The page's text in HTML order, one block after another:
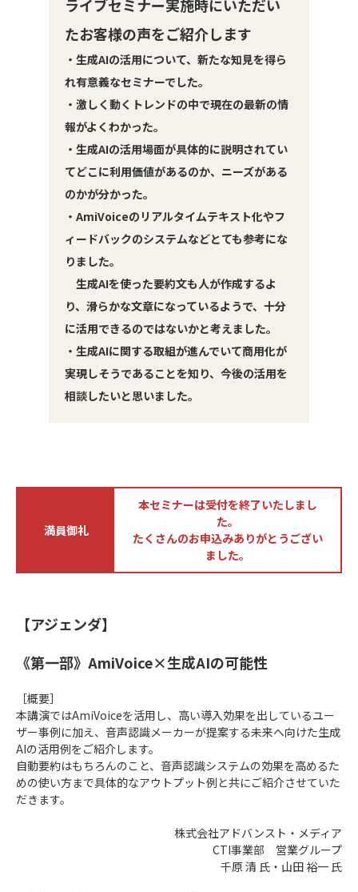
ライブセミナー実施時にいただい
たお客様の声をご紹介します
・生成AIの活用について、新たな知見を得ら
れ有意義なセミナーでした。
・激しく動くトレンドの中で現在の最新の情
報がよくわかった。
・生成AIの活用場面が具体的に説明されてい
てどこに利用価値があるのか、ニーズがある
のかが分かった。
・AmiVoiceのリアルタイムテキスト化やフ
ィードバックのシステムなどとても参考にな
りました。
生成AIを使った要約文も人が作成するよ
り、滑らかな文章になっているようで、十分
に活用できるのではないかと考えました。
・生成AIに関する取組が進んでいて商用化が
実現しそうであることを知り、今後の活用を
相談したいと思いました。
満員御礼
本セミナーは受付を終了いたしまし
た。
たくさんのお申込みありがとうござい
ました。
【アジェンダ】
《第一部》AmiVoice×生成AIの可能性
［概要］
本講演ではAmiVoiceを活用し、高い導入効果を出しているユー
ザー事例に加え、音声認識メーカーが提案する未来へ向けた生成
AIの活用例をご紹介します。
自動要約はもちろんのこと、音声認識システムの効果を高めるた
めの使い方まで具体的なアウトプット例と共にご紹介させていた
だきます。
株式会社アドバンスト・メディア
CTI事業部 営業グループ
千原 清 氏・山田 裕一 氏